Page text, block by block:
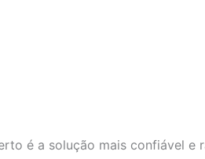
é a solução mais confiável e